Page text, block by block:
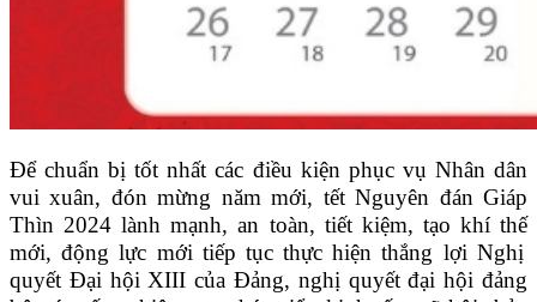
Để chuẩn bị tốtnhấtcác điều kiện phục vụ Nhân dân
vui xuân, đón mừng năm mới, tết Nguyên đánGiáp
Thìn 2024lành mạnh, an toàn, tiết kiệm, tạo khí thế
mới, động lực mới tiếp tục thực hiện thắng lợiNghị
quyết Đại hội XIII của Đảng, nghị quyết đại hội đảng